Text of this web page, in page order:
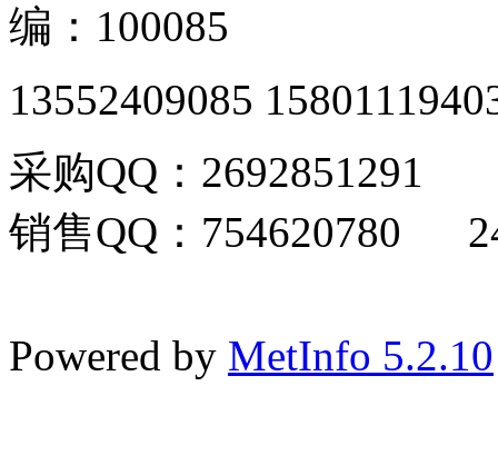
编：100085
13552409085
采购QQ：2692851291
销售QQ：754620780
Powered by MetInfo 5.2.10